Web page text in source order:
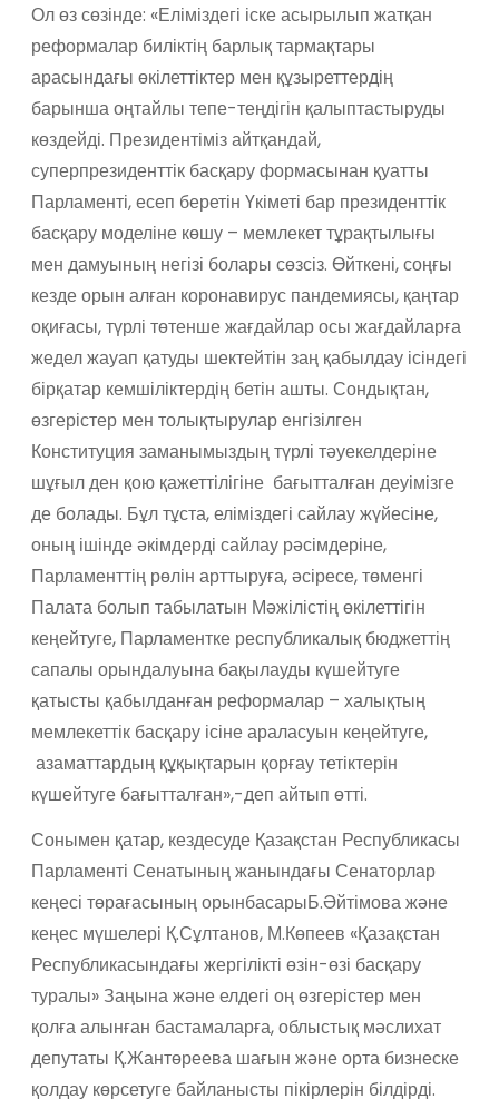
Ол өз сөзінде: «Еліміздегі іске асырылып жатқан
реформалар биліктің барлық тармақтары
арасындағы өкілеттіктер мен құзыреттердің
барынша оңтайлы тепе-теңдігін қалыптастыруды
көздейді. Президентіміз айтқандай,
суперпрезиденттік басқару формасынан қуатты
Парламенті, есеп беретін Үкіметі бар президенттік
басқару моделіне көшу – мемлекет тұрақтылығы
мен дамуының негізі болары сөзсіз. Өйткені, соңғы
кезде орын алған коронавирус пандемиясы, қаңтар
оқиғасы, түрлі төтенше жағдайлар осы жағдайларға
жедел жауап қатуды шектейтін заң қабылдау ісіндегі
бірқатар кемшіліктердің бетін ашты. Сондықтан,
өзгерістер мен толықтырулар енгізілген
Конституция заманымыздың түрлі тәуекелдеріне
шұғыл ден қою қажеттілігіне бағытталған деуімізге
де болады. Бұл тұста, еліміздегі сайлау жүйесіне,
оның ішінде әкімдерді сайлау рәсімдеріне,
Парламенттің рөлін арттыруға, әсіресе, төменгі
Палата болып табылатын Мәжілістің өкілеттігін
кеңейтуге, Парламентке республикалық бюджеттің
сапалы орындалуына бақылауды күшейтуге
қатысты қабылданған реформалар – халықтың
мемлекеттік басқару ісіне араласуын кеңейтуге,
азаматтардың құқықтарын қорғау тетіктерін
күшейтуге бағытталған»,-деп айтып өтті.
Сонымен қатар, кездесуде Қазақстан Республикасы
Парламенті Сенатының жанындағы Сенаторлар
кеңесі төрағасының орынбасарыБ.Әйтімоважәне
кеңес мүшелері Қ.Сұлтанов, М.Көпеев «Қазақстан
Республикасындағы жергілікті өзін-өзі басқару
туралы» Заңына жәнеелдегі оң өзгерістер мен
қолға алынған бастамаларға,облыстық мәслихат
депутаты Қ.Жантөреева шағын және орта бизнеске
қолдау көрсетуге байланысты пікірлерін білдірді.